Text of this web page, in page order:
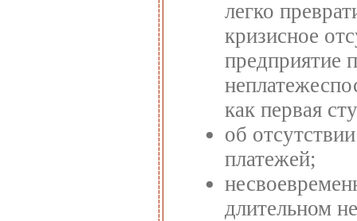
легко
кризисное
предприятие
как первая
об
платежей;
длительном